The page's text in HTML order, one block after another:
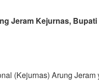
Jeram Kejurnas,
(Kejurnas) Arung